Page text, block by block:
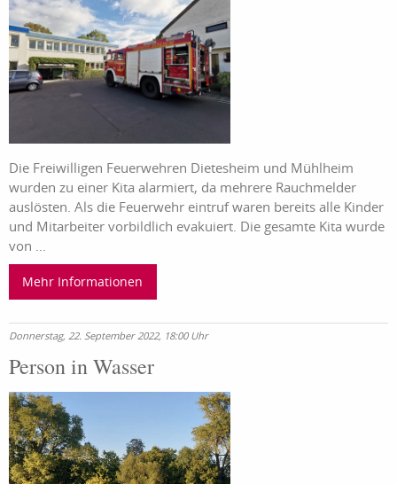
Die Freiwilligen Feuerwehren Dietesheim und Mühlheim
wurden zu einer Kita alarmiert, da mehrere Rauchmelder
auslösten. Als die Feuerwehr eintruf waren bereits alle Kinder
und Mitarbeiter vorbildlich evakuiert. Die gesamte Kita wurde
von ...
Mehr Informationen
Donnerstag, 22. September 2022, 18:00 Uhr
Person in Wasser